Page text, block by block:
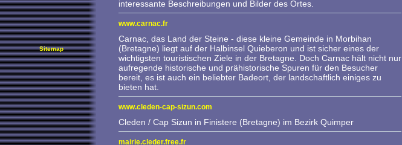
Sitemap
interessante Beschreibungen und Bilder des Ortes.
www.carnac.fr
Carnac, das Land der Steine - diese kleine Gemeinde in Morbihan
(Bretagne) liegt auf der Halbinsel Quieberon und ist sicher eines der
wichtigsten touristischen Ziele in der Bretagne. Doch Carnac hält nicht nur
aufregende historische und prähistorische Spuren für den Besucher
bereit, es ist auch ein beliebter Badeort, der landschaftlich einiges zu
bieten hat.
www.cleden-cap-sizun.com
Cleden / Cap Sizun in Finistere (Bretagne) im Bezirk Quimper
mairie.cleder.free.fr